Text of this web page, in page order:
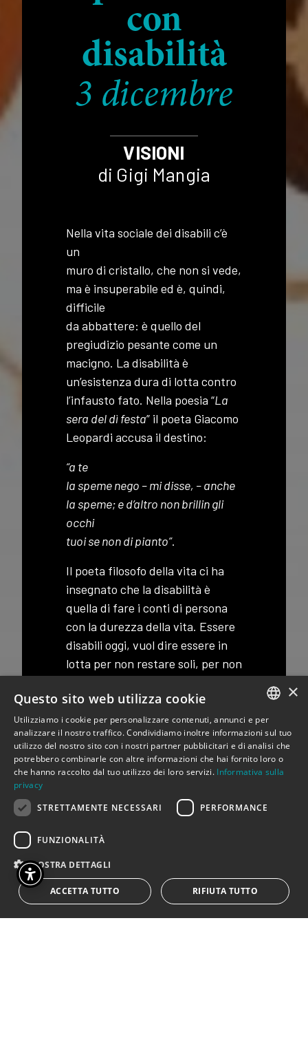
con
disabilità
3 dicembre
VISIONI
di Gigi Mangia
Nella vita sociale dei disabili c’è
un
muro di cristallo, che non si vede,
ma è insuperabile ed è, quindi,
difficile
da abbattere: è quello del
pregiudizio pesante come un
macigno. La disabilità è
un’esistenza dura di lotta contro
l’infausto fato. Nella poesia “La
sera del dì festa” il poeta Giacomo
Leopardi accusa il destino:
“a te
la speme nego – mi disse, – anche
la speme; e d’altro non brillin gli
occhi
tuoi se non di pianto”.
Il poeta filosofo della vita ci ha
insegnato che la disabilità è
quella di fare i conti di persona
con la durezza della vita. Essere
disabili oggi, vuol dire essere in
lotta per non restare soli, per non
solo assistiti con pochi soldi.
Il vuoto sociale, causato dal
Covid19, ha notevolmente
aggravato la vita delle persone
nelle relazioni sociali, in famiglia.
sempre i più deboli percepiti
come un peso per la società. La
lotta, però, per non finire
nell’inferno della crisi, non deve
riguardare solo le persone con
ITALIAN
ENGLISH
×
Questo sito web utilizza cookie
Utilizziamo i cookie per personalizzare contenuti, annunci e per
analizzare il nostro traffico. Condividiamo inoltre informazioni sul tuo
utilizzo del nostro sito con i nostri partner pubblicitari e di analisi che
potrebbero combinarle con altre informazioni che hai fornito loro o
che hanno raccolto dal tuo utilizzo dei loro servizi. Informativa sulla
privacy
STRETTAMENTE NECESSARI
PERFORMANCE
FUNZIONALITÀ
MOSTRA DETTAGLI
ACCETTA TUTTO RIFIUTA TUTTO